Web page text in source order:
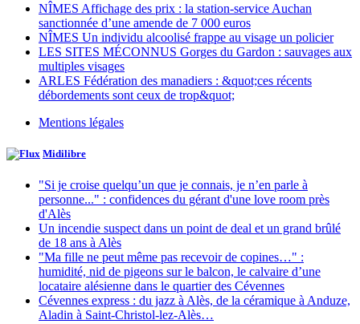
NÎMES Affichage des prix : la station-service Auchan
sanctionnée d’une amende de 7 000 euros
NÎMES Un individu alcoolisé frappe au visage un policier
LES SITES MÉCONNUS Gorges du Gardon : sauvages aux
multiples visages
ARLES Fédération des manadiers : &quot;ces récents
débordements sont ceux de trop&quot;
Mentions légales
Midilibre
"Si je croise quelqu’un que je connais, je n’en parle à
personne..." : confidences du gérant d'une love room près
d'Alès
Un incendie suspect dans un point de deal et un grand brûlé
de 18 ans à Alès
"Ma fille ne peut même pas recevoir de copines…" :
humidité, nid de pigeons sur le balcon, le calvaire d’une
locataire alésienne dans le quartier des Cévennes
Cévennes express : du jazz à Alès, de la céramique à Anduze,
Aladin à Saint-Christol-lez-Alès…